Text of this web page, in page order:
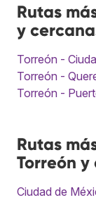
Rutas
y
Torreón -
Torreón -
Torreón -
Rutas
Torreón
Ciudad de